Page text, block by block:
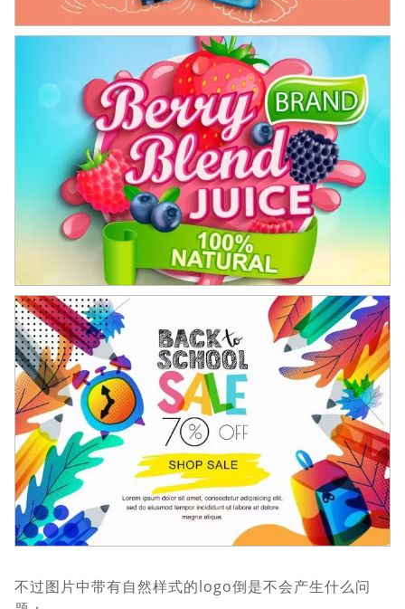
不过图片中带有自然样式的logo倒是不会产生什么问